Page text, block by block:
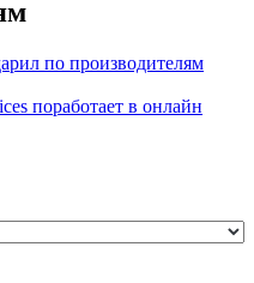
по производителям
поработает в онлайн